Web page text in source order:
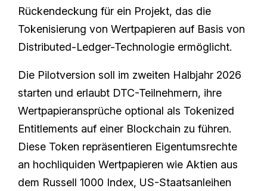
Rückendeckung für ein Projekt, das die
Tokenisierung von Wertpapieren auf Basis von
Distributed-Ledger-Technologie ermöglicht.
Die Pilotversion soll im zweiten Halbjahr 2026
starten und erlaubt DTC-Teilnehmern, ihre
Wertpapieransprüche optional als Tokenized
Entitlements auf einer Blockchain zu führen.
Diese Token repräsentieren Eigentumsrechte
an hochliquiden Wertpapieren wie Aktien aus
dem Russell 1000 Index, US-Staatsanleihen